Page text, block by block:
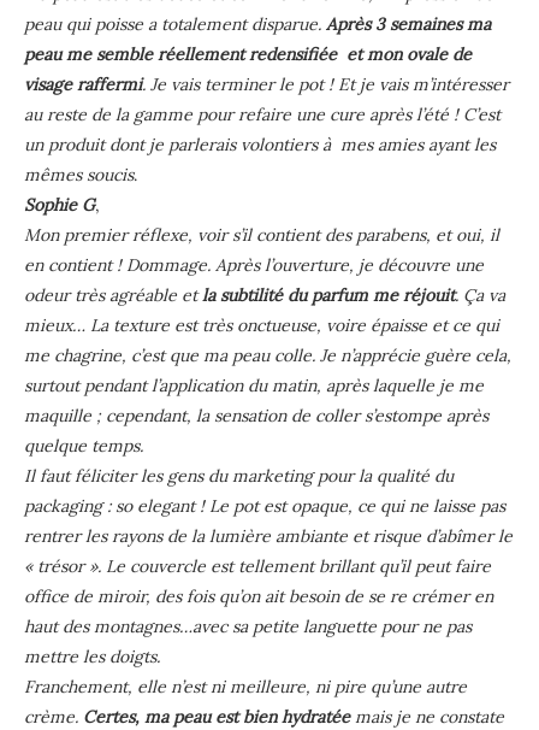
peau qui poisse a totalement disparue. Après 3 semaines ma
peau me semble réellement redensifiée et mon ovale de
visage raffermi. Je vais terminer le pot ! Et je vais m’intéresser
au reste de la gamme pour refaire une cure après l’été ! C’est
un produit dont je parlerais volontiers à mes amies ayant les
mêmes soucis.
Sophie G,
Mon premier réflexe, voir s’il contient des parabens, et oui, il
en contient ! Dommage. Après l’ouverture, je découvre une
odeur très agréable etla subtilité du parfum me réjouit. Ça va
mieux… La texture est très onctueuse, voire épaisse et ce qui
me chagrine, c’est que ma peau colle. Je n’apprécie guère cela,
surtout pendant l’application du matin, après laquelle je me
maquille ; cependant, la sensation de coller s’estompe après
quelque temps.
Il faut féliciter les gens du marketing pour la qualité du
packaging : so elegant ! Le pot est opaque, ce qui ne laisse pas
rentrer les rayons de la lumière ambiante et risque d’abîmer le
« trésor ». Le couvercle est tellement brillant qu’il peut faire
office de miroir, des fois qu’on ait besoin de se re crémer en
haut des montagnes…avec sa petite languette pour ne pas
mettre les doigts.
Franchement, elle n’est ni meilleure, ni pire qu’une autre
crème. Certes, ma peau est bien hydratéemais je ne constate